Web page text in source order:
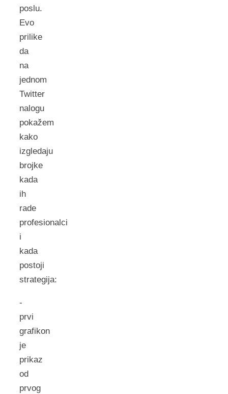
poslu.
Evo
prilike
da
na
jednom
Twitter
nalogu
pokažem
kako
izgledaju
brojke
kada
ih
rade
profesionalci
i
kada
postoji
strategija:
-
prvi
grafikon
je
prikaz
od
prvog